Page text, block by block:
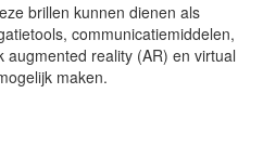
brillen kunnen dienen als
communicatiemiddelen,
augmented reality (AR) en virtual
maken.